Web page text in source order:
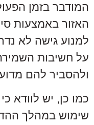
המודבר בזמן
האזור באמצעות
למנוע גישה לא
על חשיבות
ולהסביר להם
כמו כן, יש לוודא
שימוש במהלך